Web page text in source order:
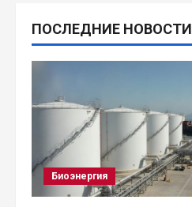
я
ПОСЛЕДНИЕ НОВОСТИ
Биоэнергия